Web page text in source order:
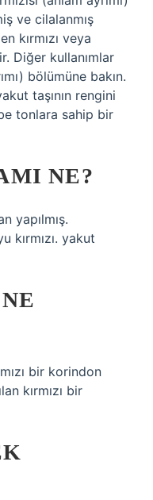
ve cilalanmış
kırmızı veya
Diğer kullanımlar
bölümüne bakın.
taşının rengini
tonlara sahip bir
NE?
yapılmış.
kırmızı. yakut
bir korindon
kırmızı bir